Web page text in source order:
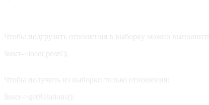
Чтобы подгрузить отношения в выборку можно выполнить:
$user->load('posts');
Чтобы получить из выборки только отношения:
$user->getRelations();